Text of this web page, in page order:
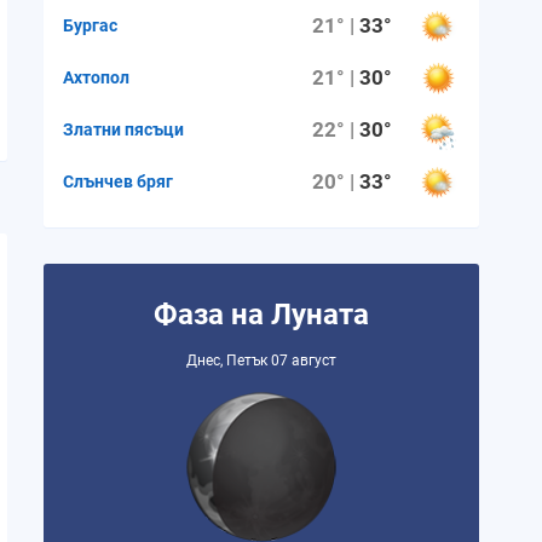
Бургас 21° |33°
Ахтопол 21° |30°
Златни пясъци 22° |30°
Слънчев бряг 20° |33°
Фаза на Луната
Днес, Петък 07 август